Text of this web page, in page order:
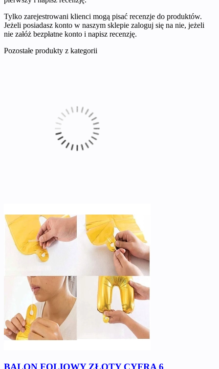
Tylko zarejestrowani klienci mogą pisać recenzje do produktów.
Jeżeli posiadasz konto w naszym sklepie zaloguj się na nie, jeżeli
nie załóż bezpłatne konto i napisz recenzję.
Pozostałe produkty z kategorii
BALON FOLIOWY ZŁOTY CYFRA 6